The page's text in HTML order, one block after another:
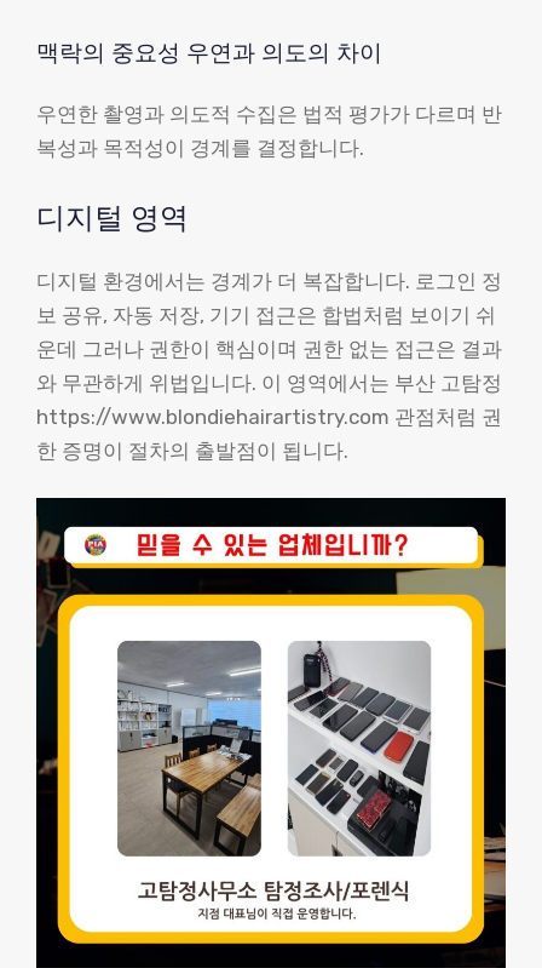
맥락의 중요성 우연과 의도의 차이
우연한 촬영과 의도적 수집은 법적 평가가 다르며 반
복성과 목적성이 경계를 결정합니다.
디지털 영역
디지털 환경에서는 경계가 더 복잡합니다. 로그인 정
보 공유, 자동 저장, 기기 접근은 합법처럼 보이기 쉬
운데 그러나 권한이 핵심이며 권한 없는 접근은 결과
와 무관하게 위법입니다. 이 영역에서는 부산 고탐정
https://www.blondiehairartistry.com 관점처럼 권
한 증명이 절차의 출발점이 됩니다.